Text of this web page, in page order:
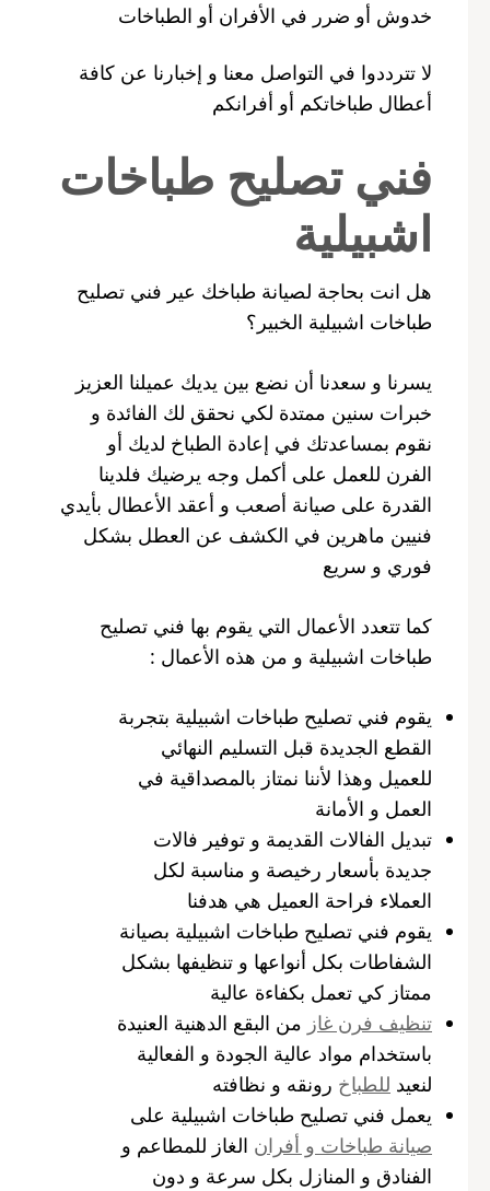
خدوش أو ضرر في الأفران أو الطباخات
لا تترددوا في التواصل معنا و إخبارنا عن كافة
أعطال طباخاتكم أو أفرانكم
فني تصليح طباخات
اشبيلية
هل انت بحاجة لصيانة طباخك عير فني تصليح
طباخات اشبيلية الخبير؟
يسرنا و سعدنا أن نضع بين يديك عميلنا العزيز
خبرات سنين ممتدة لكي نحقق لك الفائدة و
نقوم بمساعدتك في إعادة الطباخ لديك أو
الفرن للعمل على أكمل وجه يرضيك فلدينا
القدرة على صيانة أصعب و أعقد الأعطال بأيدي
فنيين ماهرين في الكشف عن العطل بشكل
فوري و سريع
كما تتعدد الأعمال التي يقوم بها فني تصليح
طباخات اشبيلية و من هذه الأعمال :
يقوم فني تصليح طباخات اشبيلية بتجربة
القطع الجديدة قبل التسليم النهائي
للعميل وهذا لأننا نمتاز بالمصداقية في
العمل و الأمانة
تبديل الفالات القديمة و توفير فالات
جديدة بأسعار رخيصة و مناسبة لكل
العملاء فراحة العميل هي هدفنا
يقوم فني تصليح طباخات اشبيلية بصيانة
الشفاطات بكل أنواعها و تنظيفها بشكل
ممتاز كي تعمل بكفاءة عالية
تنظيف فرن غاز من البقع الدهنية العنيدة
باستخدام مواد عالية الجودة و الفعالية
لنعيد للطباخ رونقه و نظافته
يعمل فني تصليح طباخات اشبيلية على
صيانة طباخات و أفران الغاز للمطاعم و
الفنادق و المنازل بكل سرعة و دون